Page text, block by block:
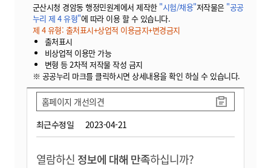
군산시청 경암동 행정민원계에서 제작한 "시험/채용"저작물은 "공공
누리 제 4 유형"에 따라 이용 할 수 있습니다.
제 4 유형: 출처표시+상업적 이용금지+변경금지
출처표시
비상업적 이용만 가능
변형 등 2차적 저작물 작성 금지
※ 공공누리 마크를 클릭하시면 상세내용을 확인 하실 수 있습니다.
최근수정일 2023-04-21
홈페이지 개선의견
열람하신 정보에 대해 만족하십니까?